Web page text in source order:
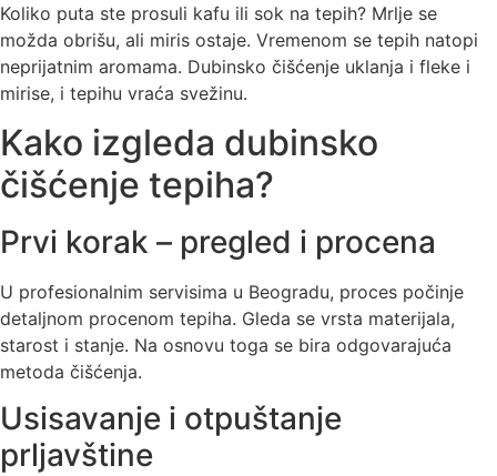
Koliko puta ste prosuli kafu ili sok na tepih? Mrlje se
možda obrišu, ali miris ostaje. Vremenom se tepih natopi
neprijatnim aromama. Dubinsko čišćenje uklanja i fleke i
mirise, i tepihu vraća svežinu.
Kako izgleda dubinsko
čišćenje tepiha?
Prvi korak – pregled i procena
U profesionalnim servisima u Beogradu, proces počinje
detaljnom procenom tepiha. Gleda se vrsta materijala,
starost i stanje. Na osnovu toga se bira odgovarajuća
metoda čišćenja.
Usisavanje i otpuštanje
prljavštine